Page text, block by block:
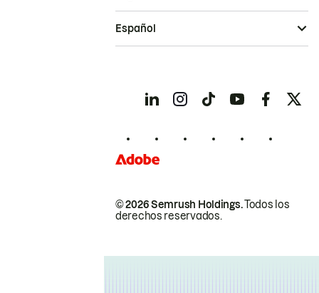
© 2026 Semrush Holdings.Todos los
derechos reservados.
Español